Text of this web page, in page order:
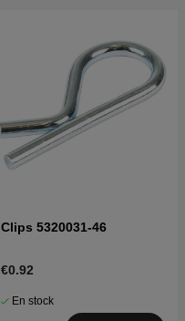
Clips 5320031-46
€0.92
En stock